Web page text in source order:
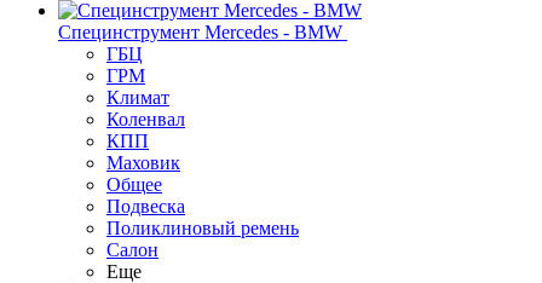
Специнструмент Mercedes - BMW
ГБЦ
ГРМ
Климат
Коленвал
КПП
Маховик
Общее
Подвеска
Поликлиновый ремень
Салон
Еще